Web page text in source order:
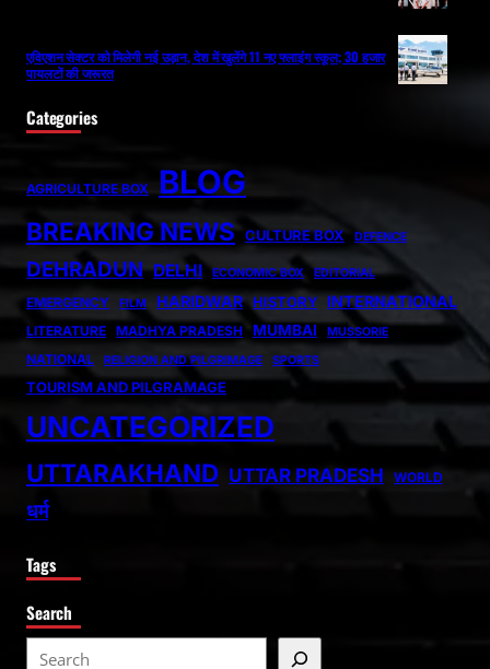
एविएशन सेक्टर को मिलेगी नई उड़ान, देश में खुलेंगे 11 नए फ्लाइंग स्कूल; 30 हजार
पायलटों की जरूरत
Categories
AGRICULTURE BOX BLOG
BREAKING NEWS CULTURE BOX DEFENCE
DEHRADUN DELHI ECONOMIC BOX EDITORIAL
EMERGENCY FILM HARIDWAR HISTORY INTERNATIONAL
LITERATURE MADHYA PRADESH MUMBAI MUSSORIE
NATIONAL RELIGION AND PILGRIMAGE SPORTS
TOURISM AND PILGRAMAGE
UNCATEGORIZED
UTTARAKHAND UTTAR PRADESH WORLD
धर्म
Tags
Search